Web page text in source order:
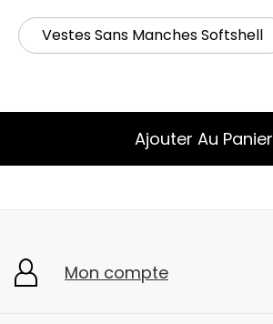
Vestes Sans Manches Softshell
Ajouter Au Panier
Mon compte